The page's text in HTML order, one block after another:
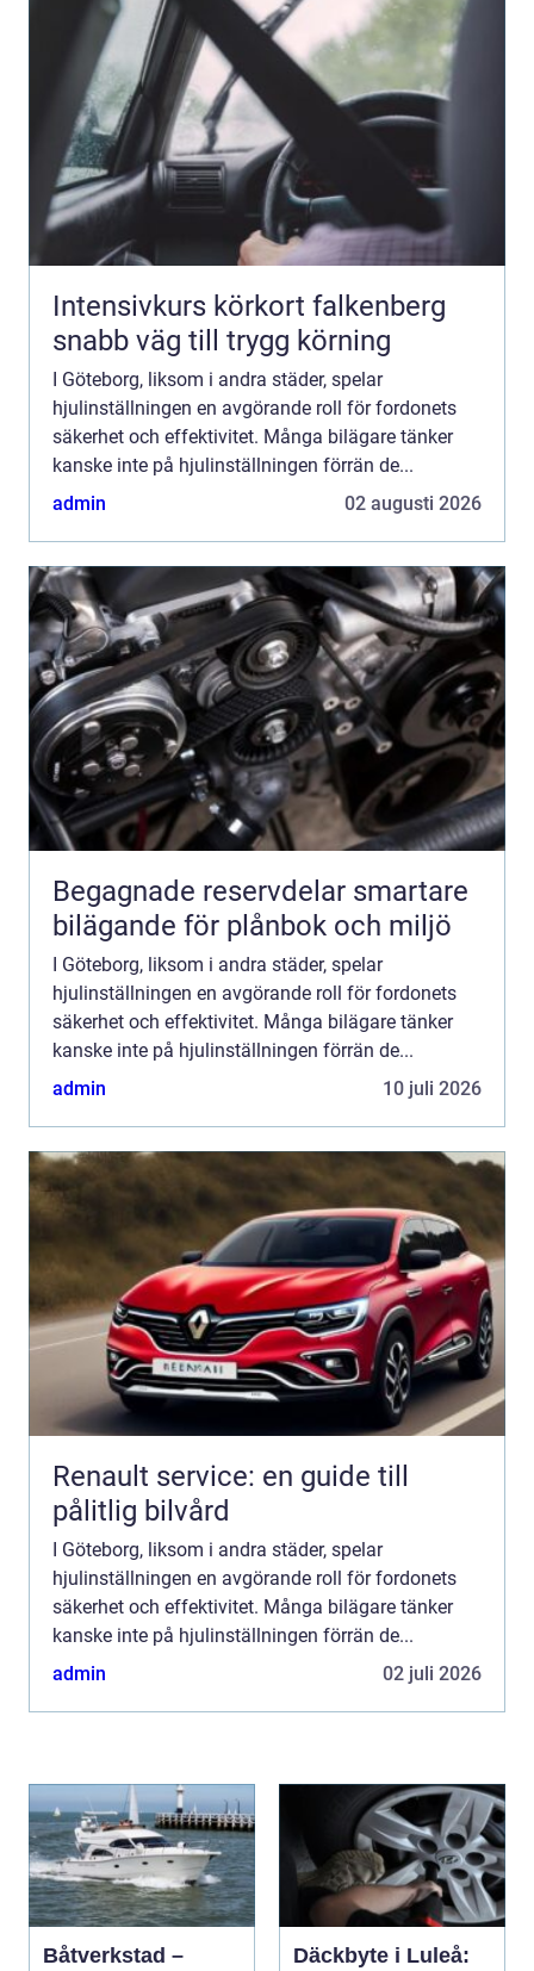
Intensivkurs körkort falkenberg
snabb väg till trygg körning
I Göteborg, liksom i andra städer, spelar
hjulinställningen en avgörande roll för fordonets
säkerhet och effektivitet. Många bilägare tänker
kanske inte på hjulinställningen förrän de...
admin
02 augusti 2026
Begagnade reservdelar smartare
bilägande för plånbok och miljö
I Göteborg, liksom i andra städer, spelar
hjulinställningen en avgörande roll för fordonets
säkerhet och effektivitet. Många bilägare tänker
kanske inte på hjulinställningen förrän de...
admin
10 juli 2026
Renault service: en guide till
pålitlig bilvård
I Göteborg, liksom i andra städer, spelar
hjulinställningen en avgörande roll för fordonets
säkerhet och effektivitet. Många bilägare tänker
kanske inte på hjulinställningen förrän de...
admin
02 juli 2026
Båtverkstad –
Däckbyte i Luleå: